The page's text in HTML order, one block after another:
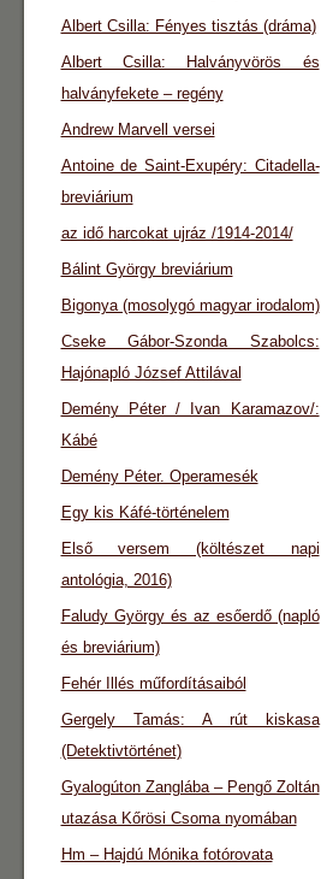
Albert Csilla: Fényes tisztás (dráma)
Albert Csilla: Halványvörös és
halványfekete – regény
Andrew Marvell versei
Antoine de Saint-Exupéry: Citadella-
breviárium
az idő harcokat ujráz /1914-2014/
Bálint György breviárium
Bigonya (mosolygó magyar irodalom)
Cseke Gábor-Szonda Szabolcs:
Hajónapló József Attilával
Demény Péter / Ivan Karamazov/:
Kábé
Demény Péter. Operamesék
Egy kis Káfé-történelem
Első versem (költészet napi
antológia, 2016)
Faludy György és az esőerdő (napló
és breviárium)
Fehér Illés műfordításaiból
Gergely Tamás: A rút kiskasa
(Detektivtörténet)
Gyalogúton Zanglába – Pengő Zoltán
utazása Kőrösi Csoma nyomában
Hm – Hajdú Mónika fotórovata